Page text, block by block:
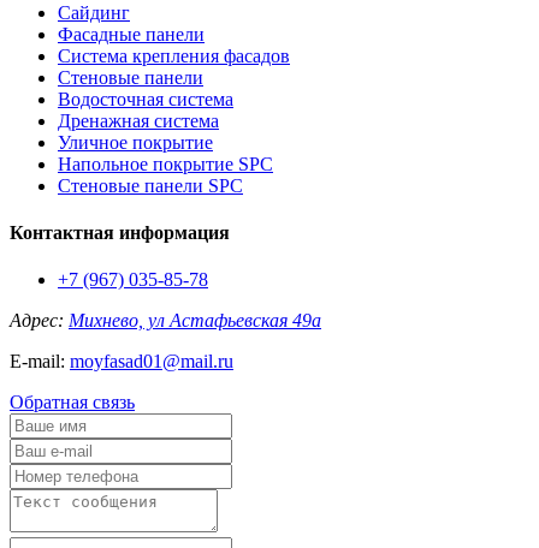
Сайдинг
Фасадные панели
Система крепления фасадов
Стеновые панели
Водосточная система
Дренажная система
Уличное покрытие
Напольное покрытие SPC
Стеновые панели SPC
Контактная информация
+7 (967) 035-85-78
Адрес: Михнево, ул Астафьевская 49а
E-mail: moyfasad01@mail.ru
Обратная связь